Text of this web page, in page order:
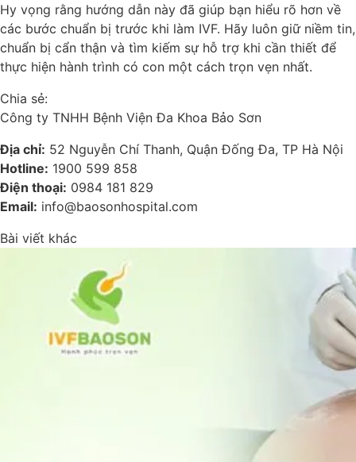
Hy vọng rằng hướng dẫn này đã giúp bạn hiểu rõ hơn về
các bước chuẩn bị trước khi làm IVF. Hãy luôn giữ niềm tin,
chuẩn bị cẩn thận và tìm kiếm sự hỗ trợ khi cần thiết để
thực hiện hành trình có con một cách trọn vẹn nhất.
Chia sẻ:
Công ty TNHH Bệnh Viện Đa Khoa Bảo Sơn
Địa chỉ: 52 Nguyễn Chí Thanh, Quận Đống Đa, TP Hà Nội
Hotline: 1900 599 858
Điện thoại: 0984 181 829
Email: info@baosonhospital.com
Bài viết khác